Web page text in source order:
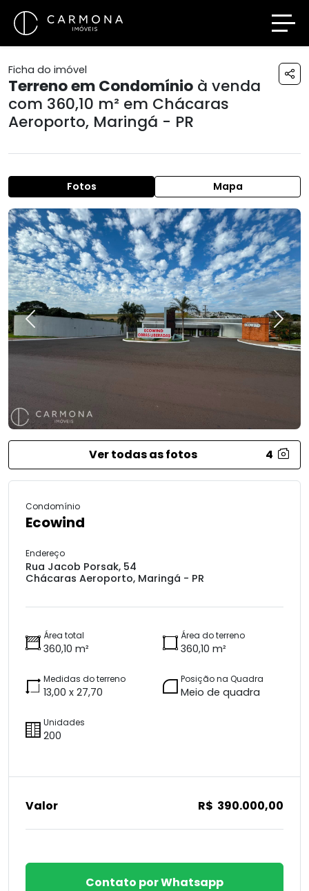
Ficha do imóvel
Terreno em Condomínio à venda
com 360,10 m² em Chácaras
Aeroporto, Maringá - PR
Fotos Mapa
Previous Next
Ver todas as fotos 4
Condomínio
Ecowind
Endereço
Rua Jacob Porsak, 54
Chácaras Aeroporto, Maringá - PR
Área total
360,10 m²
Área do terreno
360,10 m²
Medidas do terreno
13,00 x 27,70
Posição na Quadra
Meio de quadra
Unidades
200
Valor R$ 390.000,00
Contato por Whatsapp